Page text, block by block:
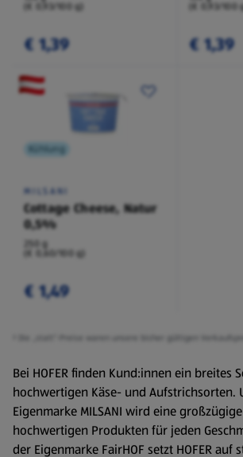
(€ 0,93/100 g)
€ 1,39
(€ 0,93/100
€ 1,39
Kühlung
MILSANI
Cottage Cheese, Natur
0,5%
250 g
(€ 0,60/100 g)
€ 1,49
² Die „statt“-Preise waren unsere bisher gültigen
Bei HOFER finden Kund:innen ein breites
hochwertigen Käse- und Aufstrichsorten.
Eigenmarke MILSANI wird eine
hochwertigen Produkten für jeden
der Eigenmarke FairHOF setzt HOFER auf